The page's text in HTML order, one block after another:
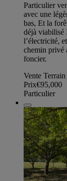
Particulier
avec une
bas, Et la
déjà viabilisé
l’électricité,
chemin privé
foncier.
Vente
Prix€95,000
Particulier